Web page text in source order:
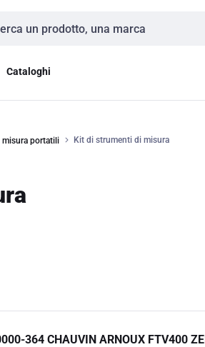
input
Cataloghi
misura portatili Kit di strumenti di misura
364 CHAUVIN ARNOUX FTV400